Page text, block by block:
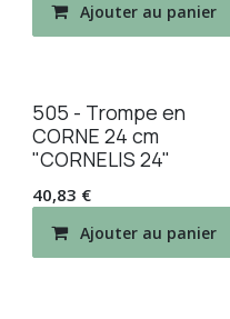
Ajouter au panier
505 - Trompe en
CORNE 24 cm
"CORNELIS 24"
40,83 €
Ajouter au panier